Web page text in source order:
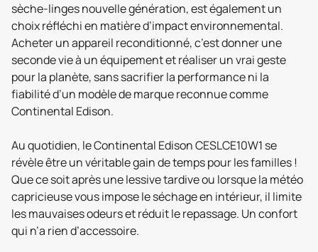
sèche-linges nouvelle génération, est également un
choix réfléchi en matière d’impact environnemental.
Acheter un appareil reconditionné, c’est donner une
seconde vie à un équipement et réaliser un vrai geste
pour la planète, sans sacrifier la performance ni la
fiabilité d’un modèle de marque reconnue comme
Continental Edison.
Au quotidien, le Continental Edison CESLCE10W1 se
révèle être un véritable gain de temps pour les familles !
Que ce soit après une lessive tardive ou lorsque la météo
capricieuse vous impose le séchage en intérieur, il limite
les mauvaises odeurs et réduit le repassage. Un confort
qui n’a rien d’accessoire.